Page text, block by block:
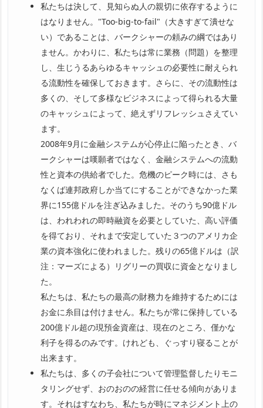
私たちは決して、見知らぬ人の親切に依存するように
はなりません。"Too-big-to-fail"（大きすぎて潰せな
い）であることは、バークシャーの頼みの綱ではあり
ません。かわりに、私たちは常に業務（問題）を整理
し、生じうるあらゆるキャッシュの必要性に耐えられ
る流動性を確保しておきます。さらに、その流動性は
多くの、そして多様なビジネスによって得られる大量
のキャッシュによって、絶えずリフレッシュさえてい
ます。
2008年9月に金融システムが心停止に陥ったとき、バ
ークシャーは嘆願者ではなく、金融システムへの流動
性と資本の供給者でした。危機のピーク時には、さも
なくば連邦政府しか当てにすることができなかった業
界に155億ドルを注ぎ込みました。そのうち90億ドル
は、われわれの即時融資を必要としていた、高い評価
を得ており、それまで安定していた３つのアメリカ企
業の資本強化に使われました。残りの65億ドルは（訳
注：マーズによる）リグリーの買収に資金となりまし
た。
私たちは、私たちの最高の財務力を維持するためには
お金に糸目は付けません。私たちが常に保持している
200億ドル超の現預金資産は、現在のところ、僅かな
利子を得るのみです。けれども、ぐっすり寝ることが
出来ます。
私たちは、多くの子会社について管理監督したりモニ
タリングせず、おのおのの経営に任せる傾向がありま
す。それはすなわち、私たちが時にマネジメント上の